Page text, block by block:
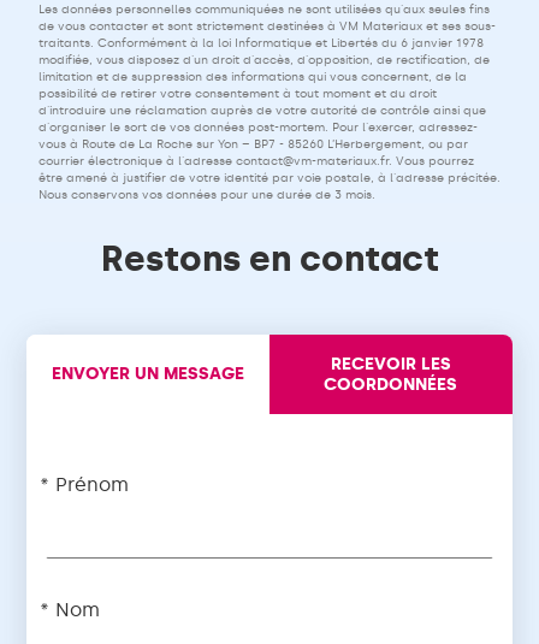
Les données personnelles communiquées ne sont utilisées qu'aux seules fins
de vous contacter et sont strictement destinées à VM Materiaux et ses sous-
traitants. Conformément à la loi Informatique et Libertés du 6 janvier 1978
modifiée, vous disposez d'un droit d'accès, d'opposition, de rectification, de
limitation et de suppression des informations qui vous concernent, de la
possibilité de retirer votre consentement à tout moment et du droit
d'introduire une réclamation auprès de votre autorité de contrôle ainsi que
d'organiser le sort de vos données post-mortem. Pour l'exercer, adressez-
vous à Route de La Roche sur Yon – BP7 - 85260 L’Herbergement, ou par
courrier électronique à l'adresse contact@vm-materiaux.fr. Vous pourrez
être amené à justifier de votre identité par voie postale, à l'adresse précitée.
Nous conservons vos données pour une durée de 3 mois.
Restons en contact
ENVOYER UN MESSAGE
RECEVOIR LES
COORDONNÉES
Prénom
Nom